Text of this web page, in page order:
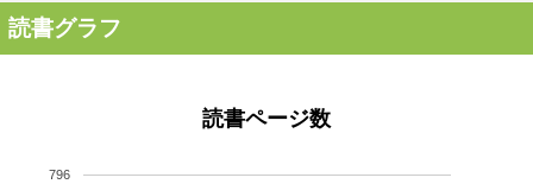
読書グラフ
読書ページ数
796